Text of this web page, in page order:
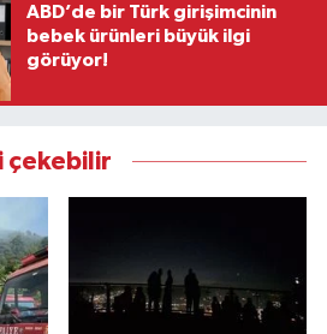
ABD’de bir Türk girişimcinin
bebek ürünleri büyük ilgi
görüyor!
çekebilir